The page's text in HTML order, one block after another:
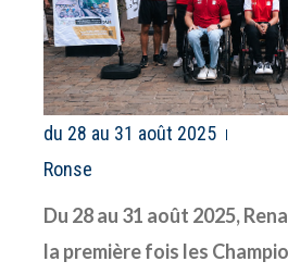
du 28 au 31 août 2025
Ronse
Du 28 au 31 août 2025,
la première fois les